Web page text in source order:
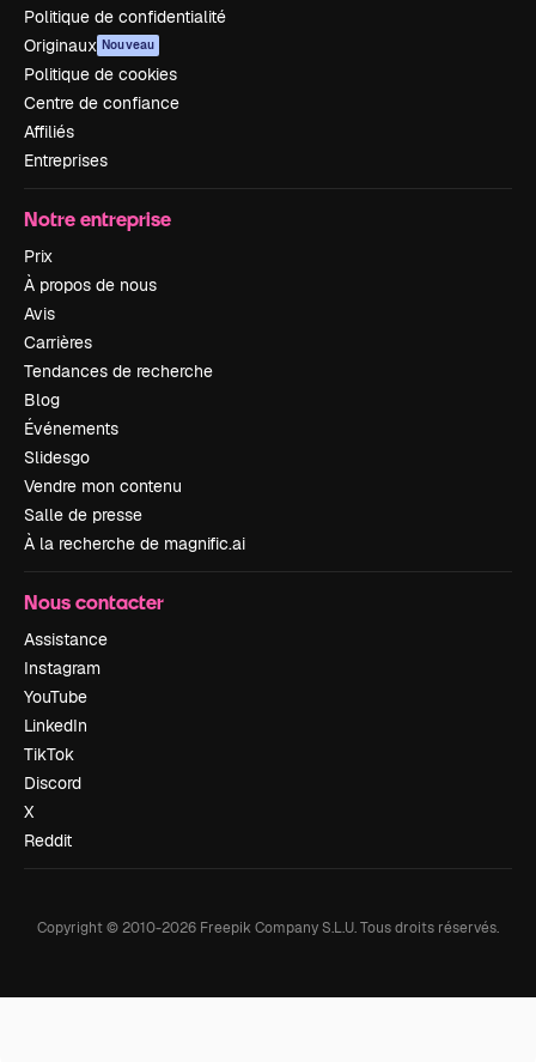
Politique de confidentialité
Originaux Nouveau
Politique de cookies
Centre de confiance
Affiliés
Entreprises
Notre entreprise
Prix
À propos de nous
Avis
Carrières
Tendances de recherche
Blog
Événements
Slidesgo
Vendre mon contenu
Salle de presse
À la recherche de magnific.ai
Nous contacter
Assistance
Instagram
YouTube
LinkedIn
TikTok
Discord
X
Reddit
Copyright © 2010-2026 Freepik Company S.L.U.Tous droits réservés.